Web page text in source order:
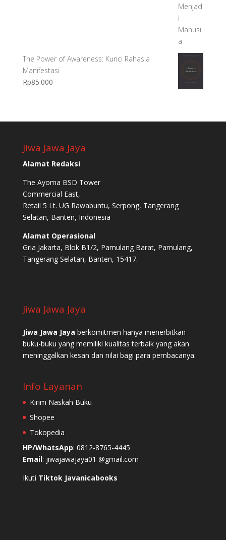
The Power of Awareness: Kunci Rahasia
Manifestasi
Rp85.000
Jiwa Jawa Jaya
Alamat Redaksi
The Ayoma BSD Tower
Commercial East,
Retail 5 Lt. UG Rawabuntu, Serpong, Tangerang
Selatan, Banten, Indonesia
Alamat Operasional
Gria Jakarta, Blok B1/2, Pamulang Barat, Pamulang,
Tangerang Selatan, Banten, 15417.
Jiwa Jawa Jaya
Jiwa Jawa Jaya berkomitmen hanya menerbitkan
buku-buku yang memiliki kualitas terbaik yang akan
meninggalkan kesan dan nilai bagi para pembacanya.
Info Layanan
Kirim Naskah Buku
Shopee
Tokopedia
HP/WhatsApp: 0812-8765-4445
Email: jiwajawajaya01 @gmail.com
Ikuti Tiktok Javanicabooks